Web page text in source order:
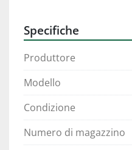
Specifiche
Produttore
Modello
Condizione
Numero di magazzino